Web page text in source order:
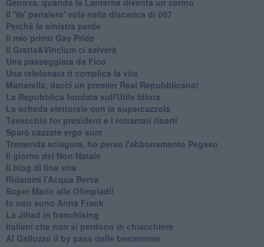
Il 'Va' pensiero' vola nella discarica di 007
Perchè la sinistra perde
Il mio primo Gay Pride
Il Gratta&Vincium ci salverà
Una passeggiata da Fico
Una telefonata ti complica la vita
Mattarella, dacci un premier Real Repubblicano!
La Repubblica fondata sull'Utile Idiota
La scheda elettorale con la supercazzola
Tavecchio for president e i rottamati risorti
Sparo cazzate ergo sum
Tremenda sciagura, ho perso l'abbonamento Pegaso
Il giorno del Non Natale
Il blog di fine vita
​Ridatemi l’Acqua Berva
Super Mario alle Olimpiadi!
Io non sono Anna Frank
​La Jihad in franchising
Italiani che non si perdono in chiacchiere
Al Galluzzo il by pass delle bestemmie